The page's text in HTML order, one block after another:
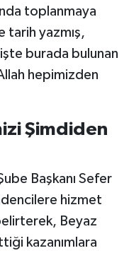
toplanmaya
tarih yazmış,
burada bulunan
hepimizden
Şimdiden
Başkanı Sefer
hizmet
Beyaz
kazanımlara